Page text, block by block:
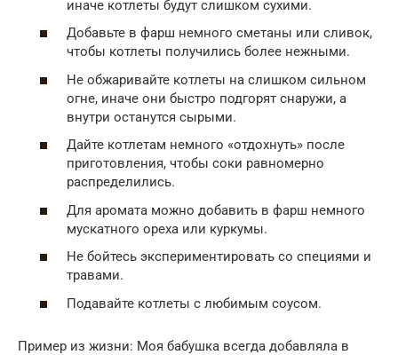
иначе котлеты будут слишком сухими.
Добавьте в фарш немного сметаны или сливок,
чтобы котлеты получились более нежными.
Не обжаривайте котлеты на слишком сильном
огне, иначе они быстро подгорят снаружи, а
внутри останутся сырыми.
Дайте котлетам немного «отдохнуть» после
приготовления, чтобы соки равномерно
распределились.
Для аромата можно добавить в фарш немного
мускатного ореха или куркумы.
Не бойтесь экспериментировать со специями и
травами.
Подавайте котлеты с любимым соусом.
Пример из жизни: Моя бабушка всегда добавляла в